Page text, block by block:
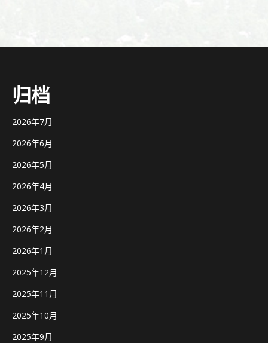
归档
2026年7月
2026年6月
2026年5月
2026年4月
2026年3月
2026年2月
2026年1月
2025年12月
2025年11月
2025年10月
2025年9月